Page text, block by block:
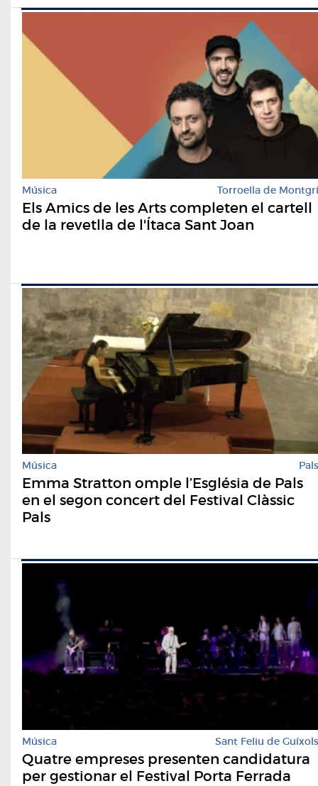
Música Torroella de Montgrí
Els Amics de les Arts completen el cartell
de la revetlla de l'Ítaca Sant Joan
Música Pals
Emma Stratton omple l’Església de Pals
en el segon concert del Festival Clàssic
Pals
Música Sant Feliu de Guíxols
Quatre empreses presenten candidatura
per gestionar el Festival Porta Ferrada